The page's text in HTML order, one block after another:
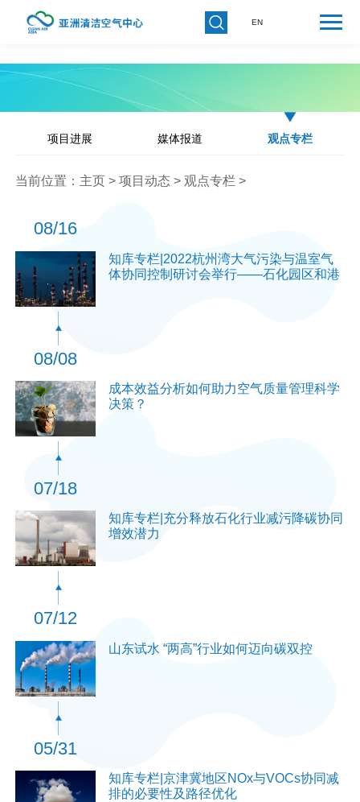
EN
项目进展 媒体报道 观点专栏
当前位置： 主页 >项目动态 >观点专栏 >
08/16
知库专栏|2022杭州湾大气污染与温室气
体协同控制研讨会举行——石化园区和港
08/08
成本效益分析如何助力空气质量管理科学
决策？
07/18
知库专栏|充分释放石化行业减污降碳协同
增效潜力
07/12
山东试水 “两高”行业如何迈向碳双控
05/31
知库专栏|京津冀地区NOx与VOCs协同减
排的必要性及路径优化